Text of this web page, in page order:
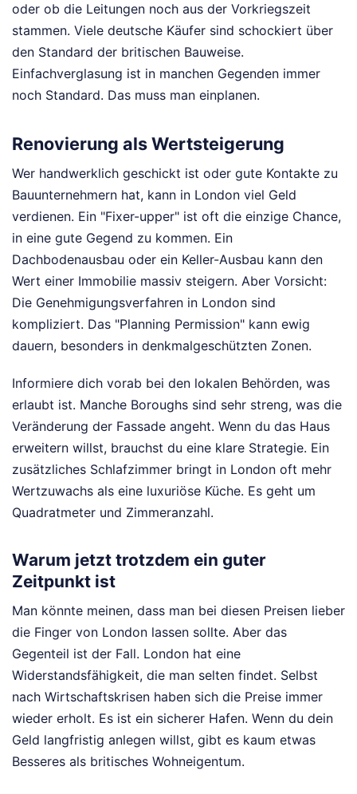
oder ob die Leitungen noch aus der Vorkriegszeit
stammen. Viele deutsche Käufer sind schockiert über
den Standard der britischen Bauweise.
Einfachverglasung ist in manchen Gegenden immer
noch Standard. Das muss man einplanen.
Renovierung als Wertsteigerung
Wer handwerklich geschickt ist oder gute Kontakte zu
Bauunternehmern hat, kann in London viel Geld
verdienen. Ein "Fixer-upper" ist oft die einzige Chance,
in eine gute Gegend zu kommen. Ein
Dachbodenausbau oder ein Keller-Ausbau kann den
Wert einer Immobilie massiv steigern. Aber Vorsicht:
Die Genehmigungsverfahren in London sind
kompliziert. Das "Planning Permission" kann ewig
dauern, besonders in denkmalgeschützten Zonen.
Informiere dich vorab bei den lokalen Behörden, was
erlaubt ist. Manche Boroughs sind sehr streng, was die
Veränderung der Fassade angeht. Wenn du das Haus
erweitern willst, brauchst du eine klare Strategie. Ein
zusätzliches Schlafzimmer bringt in London oft mehr
Wertzuwachs als eine luxuriöse Küche. Es geht um
Quadratmeter und Zimmeranzahl.
Warum jetzt trotzdem ein guter
Zeitpunkt ist
Man könnte meinen, dass man bei diesen Preisen lieber
die Finger von London lassen sollte. Aber das
Gegenteil ist der Fall. London hat eine
Widerstandsfähigkeit, die man selten findet. Selbst
nach Wirtschaftskrisen haben sich die Preise immer
wieder erholt. Es ist ein sicherer Hafen. Wenn du dein
Geld langfristig anlegen willst, gibt es kaum etwas
Besseres als britisches Wohneigentum.